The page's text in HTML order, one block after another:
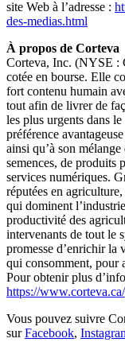
site Web à l’adresse :
des-medias.html
À propos de Corteva
Corteva, Inc. (NYSE :
cotée en bourse. Elle
fort contenu humain
tout afin de livrer de
les plus urgents dans
préférence
ainsi qu’à son
semences, de produits
services numériques.
réputées en
qui dominent
productivité des
intervenants de tout le
promesse d’enrichir la
qui consomment, pour
Pour obtenir plus
https://www.corteva.ca/
Vous pouvez suivre
surFacebook,